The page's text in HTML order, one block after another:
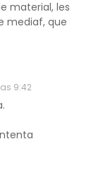
material, les
mediaf, que
9:42